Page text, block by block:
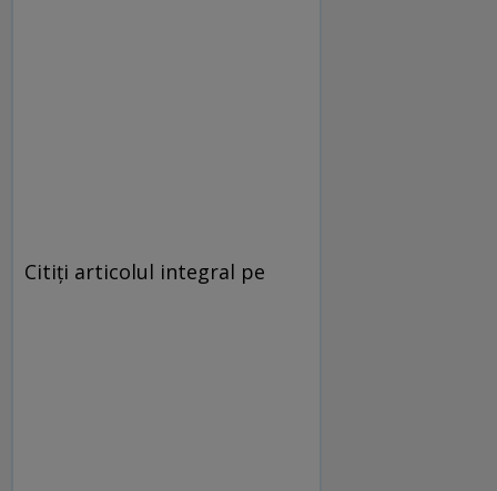
Citiți articolul integral pe